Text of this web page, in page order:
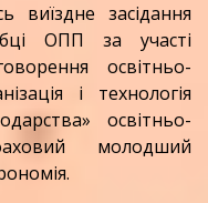
виїздне засідання
ОПП за участі
освітньо-
і технологія
освітньо-
молодший